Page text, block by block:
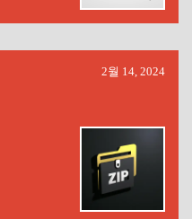
2월 14, 2024